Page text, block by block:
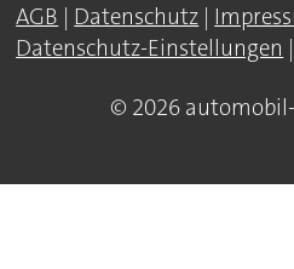
AGB | Datenschutz |
Datenschutz-Einstellungen |
© 2026